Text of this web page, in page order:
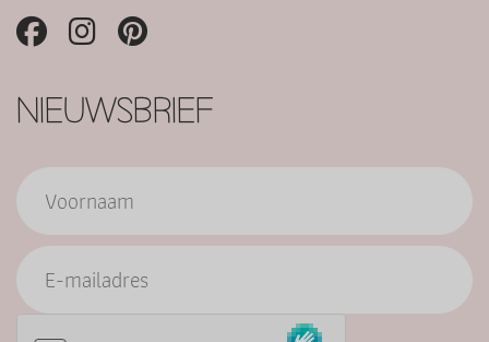
NIEUWSBRIEF